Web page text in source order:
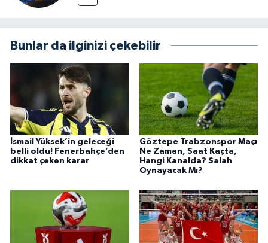
Bunlar da ilginizi çekebilir
İsmail Yüksek’in geleceği
belli oldu! Fenerbahçe’den
dikkat çeken karar
Göztepe Trabzonspor Maçı
Ne Zaman, Saat Kaçta,
Hangi Kanalda? Salah
Oynayacak Mı?